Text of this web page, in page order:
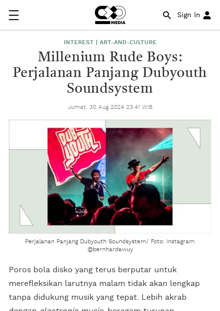
Sign In
INTEREST | ART-AND-CULTURE
Millenium Rude Boys:
Perjalanan Panjang Dubyouth
Soundsystem
Jumat, 30 Aug 2024 23:41 WIB
Perjalanan Panjang Dubyouth Soundsystem/ Foto: Instagram
@bernhardawuy
Poros bola disko yang terus berputar untuk
merefleksikan larutnya malam tidak akan lengkap
tanpa didukung musik yang tepat. Lebih akrab